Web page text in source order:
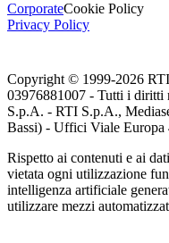
CorporateCookie Policy
Privacy Policy
Copyright © 1999-2026
03976881007 - Tutti i diritti
S.p.A. - RTI S.p.A.,
Bassi) - Uffici Viale
Rispetto ai contenuti e ai
vietata ogni utilizzazione
intelligenza artificiale
utilizzare mezzi